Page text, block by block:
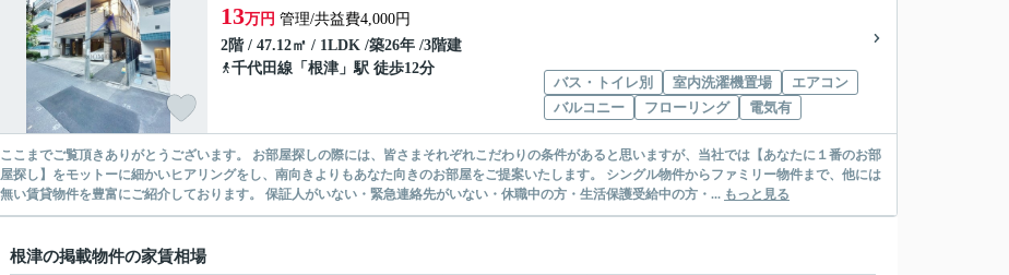
13万円 管理/共益費4,000円
2階 / 47.12㎡ / 1LDK /築26年 /3階建
千代田線 「 根津 」駅 徒歩12分
バス・トイレ別
室内洗濯機置場
エアコン
バルコニー
フローリング 電気有
ここまでご覧頂きありがとうございます。 お部屋探しの際には、皆さまそれぞれこだわりの条件があると思いますが、当社では【あなたに１番のお部
屋探し】をモットーに細かいヒアリングをし、南向きよりもあなた向きのお部屋をご提案いたします。 シングル物件からファミリー物件まで、他には
無い賃貸物件を豊富にご紹介しております。 保証人がいない・緊急連絡先がいない・休職中の方・生活保護受給中の方・... もっと見る
根津の掲載物件の家賃相場